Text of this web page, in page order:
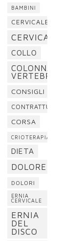
BAMBINI
CERVICALE
CERVICALGIA
COLLO
COLONNA
VERTEBRALE
CONSIGLI
CONTRATTURA
CORSA
CRIOTERAPIA
DIETA
DOLORE
DOLORI
ERNIA
CERVICALE
ERNIA
DEL
DISCO